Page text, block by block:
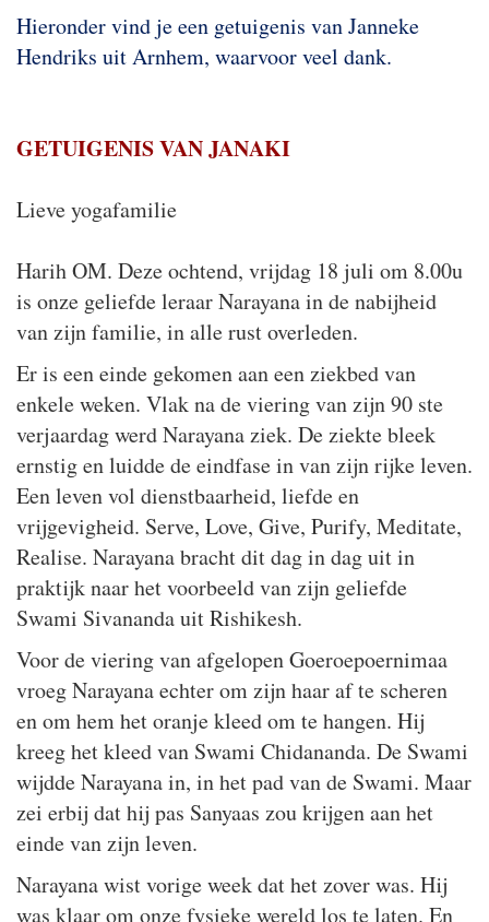
Hieronder vind je een getuigenis van Janneke
Hendriks uit Arnhem, waarvoor veel dank.
GETUIGENIS VAN JANAKI
Lieve yogafamilie
Harih OM. Deze ochtend, vrijdag 18 juli om 8.00u
is onze geliefde leraar Narayana in de nabijheid
van zijn familie, in alle rust overleden.
Er is een einde gekomen aan een ziekbed van
enkele weken. Vlak na de viering van zijn 90 ste
verjaardag werd Narayana ziek. De ziekte bleek
ernstig en luidde de eindfase in van zijn rijke leven.
Een leven vol dienstbaarheid, liefde en
vrijgevigheid. Serve, Love, Give, Purify, Meditate,
Realise. Narayana bracht dit dag in dag uit in
praktijk naar het voorbeeld van zijn geliefde
Swami Sivananda uit Rishikesh.
Voor de viering van afgelopen Goeroepoernimaa
vroeg Narayana echter om zijn haar af te scheren
en om hem het oranje kleed om te hangen. Hij
kreeg het kleed van Swami Chidananda. De Swami
wijdde Narayana in, in het pad van de Swami. Maar
zei erbij dat hij pas Sanyaas zou krijgen aan het
einde van zijn leven.
Narayana wist vorige week dat het zover was. Hij
was klaar om onze fysieke wereld los te laten. En